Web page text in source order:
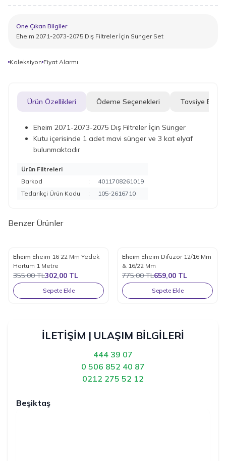
Öne Çıkan Bilgiler
Eheim 2071-2073-2075 Dış Filtreler İçin Sünger Set
Koleksiyon Fiyat Alarmı
Ürün Özellikleri Ödeme Seçenekleri Tavsiye Et
Eheim 2071-2073-2075 Dış Filtreler İçin Sünger
Kutu içerisinde 1 adet mavi sünger ve 3 kat elyaf
bulunmaktadır
Ürün Filtreleri
Barkod
:
4011708261019
Tedarikçi Ürün Kodu
: 105-2616710
Benzer Ürünler
%15
Favorilere Ekle
Eheim Eheim 16 22 Mm Yedek
Hortum 1 Metre
355,00TL302,00 TL
Sepete Ekle
%15
Favorilere Ekle
Eheim Eheim Difüzör 12/16 Mm
& 16/22 Mm
775,00TL659,00 TL
Sepete Ekle
İLETİŞİM | ULAŞIM BİLGİLERİ
444 39 07
0 506 852 40 87
0212 275 52 12
Beşiktaş